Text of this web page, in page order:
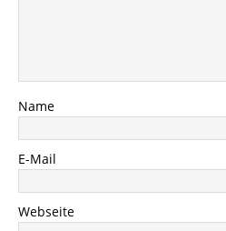
Name
E-Mail
Webseite